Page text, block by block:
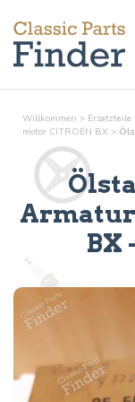
Willkommen >
motorCITROËN BX >
BX